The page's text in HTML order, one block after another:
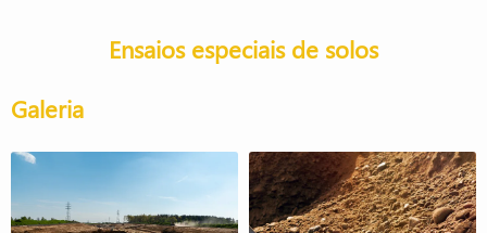
Ensaios especiais de solos
Galeria